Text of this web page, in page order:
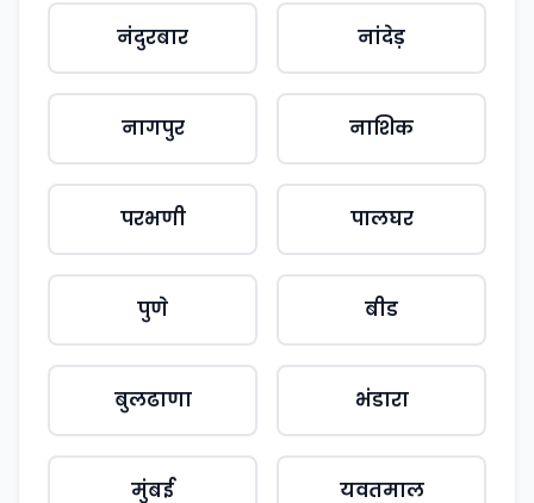
नंदुरबार नांदेड़
नागपुर नाशिक
परभणी पालघर
पुणे बीड
बुलढाणा भंडारा
मुंबई यवतमाल